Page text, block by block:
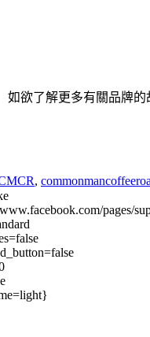
如欲了解更多有關品牌的
,
pages/